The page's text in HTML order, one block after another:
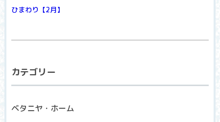
ひまわり【2月】
カテゴリー
ベタニヤ・ホーム